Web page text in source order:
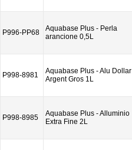
P996-PP68
Aquabase Plus - Perla
arancione 0,5L
P998-8981
Aquabase Plus - Alu Dollar
Argent Gros 1L
P998-8985
Aquabase Plus - Alluminio
Extra Fine 2L